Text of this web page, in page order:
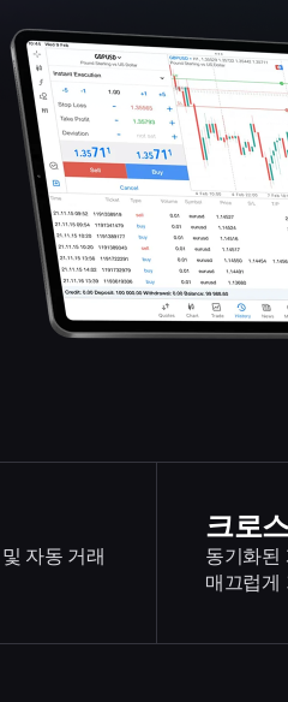
자동 거래
크로
동기화된
매끄럽게